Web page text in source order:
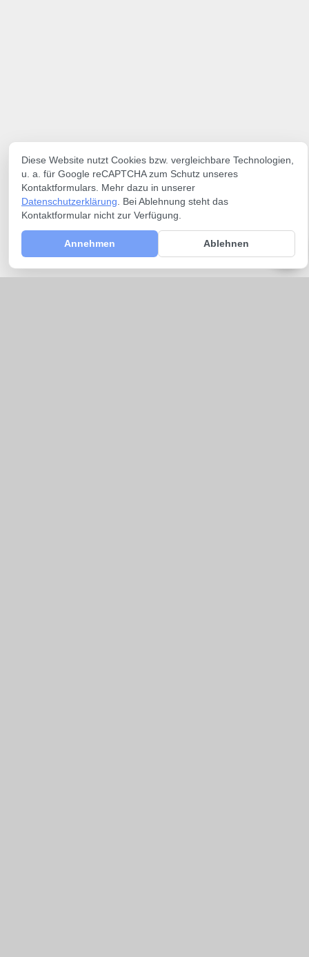
Diese Website nutzt Cookies bzw. vergleichbare Technologien,
u. a. für Google reCAPTCHA zum Schutz unseres
Kontaktformulars. Mehr dazu in unserer
Datenschutzerklärung . Bei Ablehnung steht das
Kontaktformular nicht zur Verfügung.
Annehmen Ablehnen